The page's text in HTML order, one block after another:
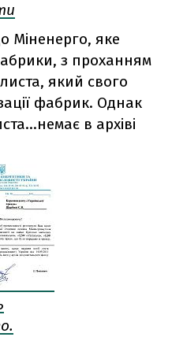
Міненерго, яке
з проханням
який свого
фабрик. Однак
в архіві